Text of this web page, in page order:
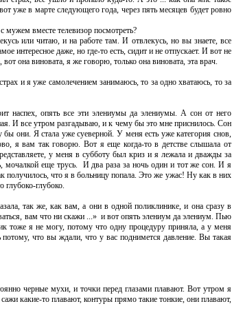
уже в марте следующего года, через пять месяцев будет ровно
мужем вместе телевизор посмотреть?
или читаю, и на работе там. И отвлекусь, но вы знаете, все
интересное даже, но где-то есть, сидит и не отпускает. И вот не
она виновата, я же говорю, только она виновата, эта врач.
и я уже самолечением занимаюсь, то за одно хватаюсь, то за
наспех, опять все эти элениумы да элениумы. А сон от него
И все утром разгадываю, и к чему бы это мне приснилось. Сон
они. Я стала уже суеверной. У меня есть уже категория снов,
я вам так говорю. Вот я еще когда-то в детстве слышала от
у меня в субботу был криз и я лежала и дважды за
мочалкой еще трусь.
И два раза за ночь один и тот же сон. И я
получилось, что я в больницу попала. Это же ужас! Ну как в них
глубоко-глубоко.
так же, как вам, а они в одной поликлинике, и она сразу в
вам что ни скажи ...» и вот опять элениум да элениум. Пью
тоже я не могу, потому что одну процедуру приняла, а у меня
что вы ждали, что у вас поднимется давление. Вы такая
черные мухи, и точки перед глазами плавают. Вот утром я
какие-то плавают, контуры прямо такие тонкие, они плавают,